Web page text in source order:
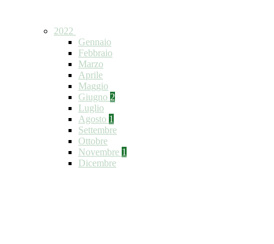
2022
Gennaio
Febbraio
Marzo
Aprile
Maggio
Giugno 2
Luglio
Agosto 1
Settembre
Ottobre
Novembre 1
Dicembre